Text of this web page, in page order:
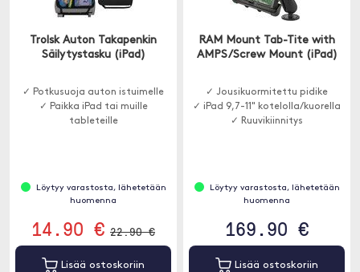
Trolsk Auton Takapenkin
Säilytystasku (iPad)
✓ Potkusuoja auton istuimelle
✓ Paikka iPad tai muille
tableteille
Löytyy varastosta, lähetetään
huomenna
14.90 € 22.90 €
Lisää ostoskoriin
RAM Mount Tab-Tite with
AMPS/Screw Mount (iPad)
✓ Jousikuormitettu pidike
✓ iPad 9,7-11" kotelolla/kuorella
✓ Ruuvikiinnitys
Löytyy varastosta, lähetetään
huomenna
169.90 €
Lisää ostoskoriin